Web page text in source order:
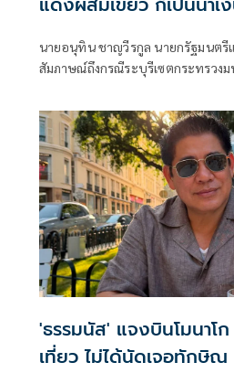
นายอนุทิน ชาญวีรกูล นายกรัฐมนตรี
สัมภาษณ์ถึงกรณีระบุรีเซตกระทรวง
'ธรรมนัส' แจงบินโมนาโ
เที่ยว ไม่ได้นัดเจอทักษิ